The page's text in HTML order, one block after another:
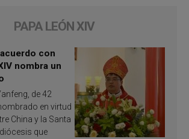
PAPA LEÓN XIV
con
nombra un
de 42
en virtud
China y la Santa
que